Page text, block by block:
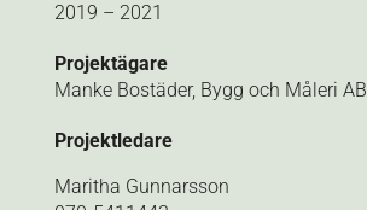
2019 – 2021
Projektägare
Manke Bostäder, Bygg och Måleri AB
Projektledare
Maritha Gunnarsson